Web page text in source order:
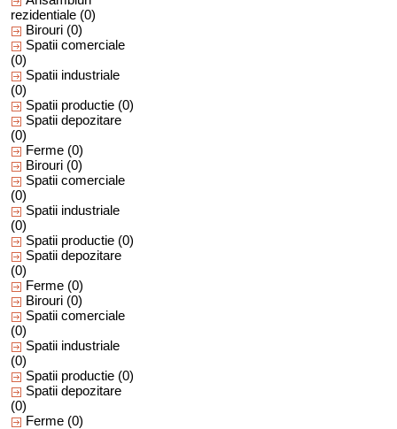
rezidentiale (0)
Birouri (0)
Spatii comerciale
(0)
Spatii industriale
(0)
Spatii productie (0)
Spatii depozitare
(0)
Ferme (0)
Birouri (0)
Spatii comerciale
(0)
Spatii industriale
(0)
Spatii productie (0)
Spatii depozitare
(0)
Ferme (0)
Birouri (0)
Spatii comerciale
(0)
Spatii industriale
(0)
Spatii productie (0)
Spatii depozitare
(0)
Ferme (0)